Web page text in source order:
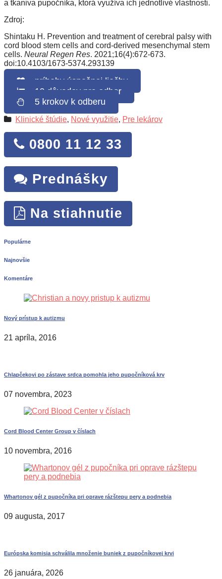
a tkaniva pupočníka, ktorá využíva ich jednotlivé vlastnosti.
Zdroj:
Shintaku H. Prevention and treatment of cerebral palsy with
cord blood stem cells and cord-derived mesenchymal stem
cells. Neural Regen Res. 2021;16(4):672-673.
doi:10.4103/1673-5374.293139
príbehy úspešnej liečby
10 dôvodov pre odber
5 krokov k odberu
Klinické štúdie, Nové využitie, Pre lekárov
0800 11 12 33
Prednášky
Na stiahnutie
Populárne
Najnovšie
Komentáre
Nový prístup k autizmu
21 apríla, 2016
Chlapčekovi po zástave srdca pomohla jeho pupočníková krv
07 novembra, 2023
Cord Blood Center Group v číslach
10 novembra, 2016
Whartonov gél z pupočníka pri oprave rázštepu pery a podnebia
09 augusta, 2017
Európska komisia schválila množenie buniek z pupočníkovej krvi
26 januára, 2026